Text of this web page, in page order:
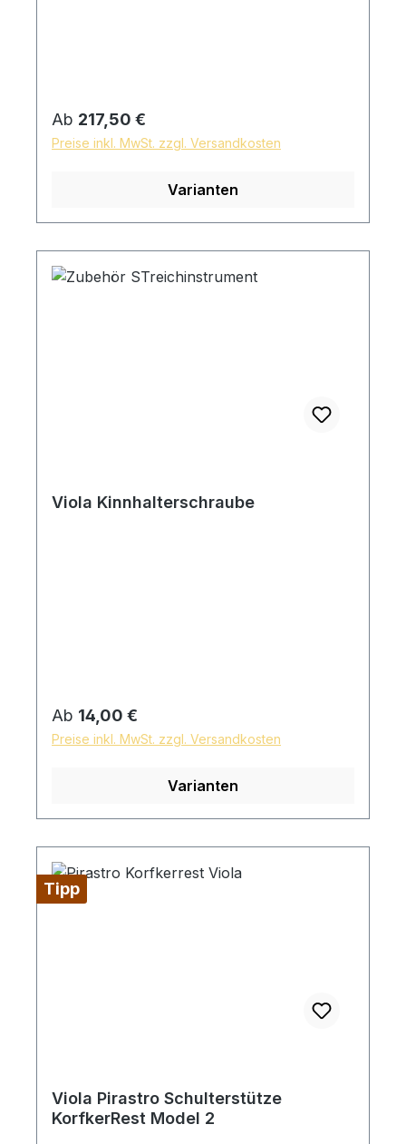
Regulärer Preis:
Ab 217,50 €
Preise inkl. MwSt. zzgl. Versandkosten
Varianten
Viola Kinnhalterschraube
Regulärer Preis:
Ab 14,00 €
Preise inkl. MwSt. zzgl. Versandkosten
Varianten
Tipp
Viola Pirastro Schulterstütze
KorfkerRest Model 2